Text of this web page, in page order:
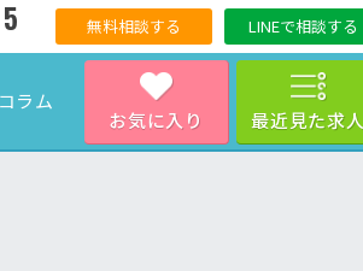
お気に入り 最近見た求人
無料相談する LINEで相談する
ラム